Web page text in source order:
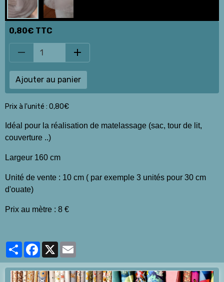
0,80€ TTC
Ajouter au panier
Prix à l'unité : 0,80€
Idéal pour la réalisation de matelassage (sac, tour de lit,
couverture ..)
Largeur 160 cm
Unité de vente : 10 cm ( par exemple 3 unités pour 30 cm
d'ouate)
Prix au mètre : 8 €
PartagerFacebook